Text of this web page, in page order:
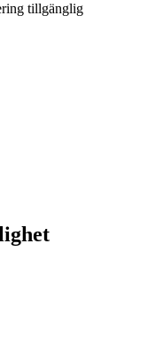
tillgänglig